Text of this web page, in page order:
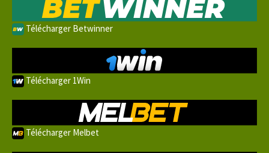
Télécharger Betwinner
Télécharger 1Win
Télécharger Melbet